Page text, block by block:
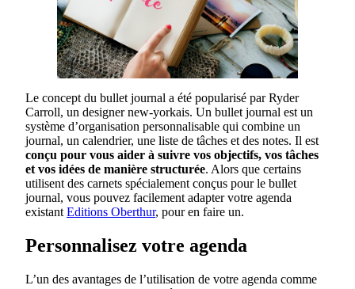
Le concept du bullet journal a été popularisé par Ryder
Carroll, un designer new-yorkais. Un bullet journal est un
système d’organisation personnalisable qui combine un
journal, un calendrier, une liste de tâches et des notes. Il est
conçu pour vous aider à suivre vos objectifs, vos tâches
et vos idées de manière structurée. Alors que certains
utilisent des carnets spécialement conçus pour le bullet
journal, vous pouvez facilement adapter votre agenda
existant Editions Oberthur, pour en faire un.
Personnalisez votre agenda
L’un des avantages de l’utilisation de votre agenda comme